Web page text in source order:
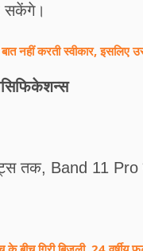
सकेंगे।
बात नहीं करती स्वीकार,
तक, Band 11